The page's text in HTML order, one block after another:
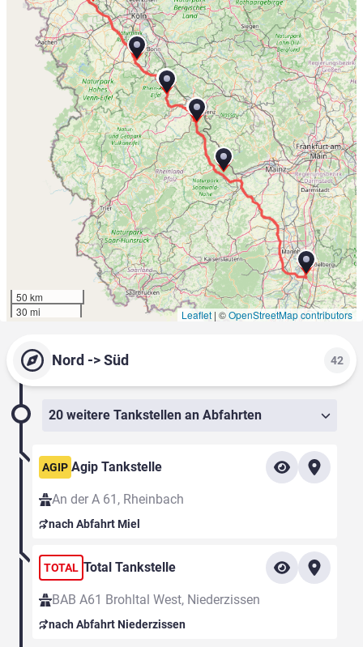
50 km
30 mi
Leaflet | ©OpenStreetMap contributors
Nord -> Süd 42
20 weitere Tankstellen an Abfahrten
AGIP Agip Tankstelle
An der A 61, Rheinbach
nach Abfahrt Miel
TOTAL Total Tankstelle
BAB A61 Brohltal West, Niederzissen
nach Abfahrt Niederzissen